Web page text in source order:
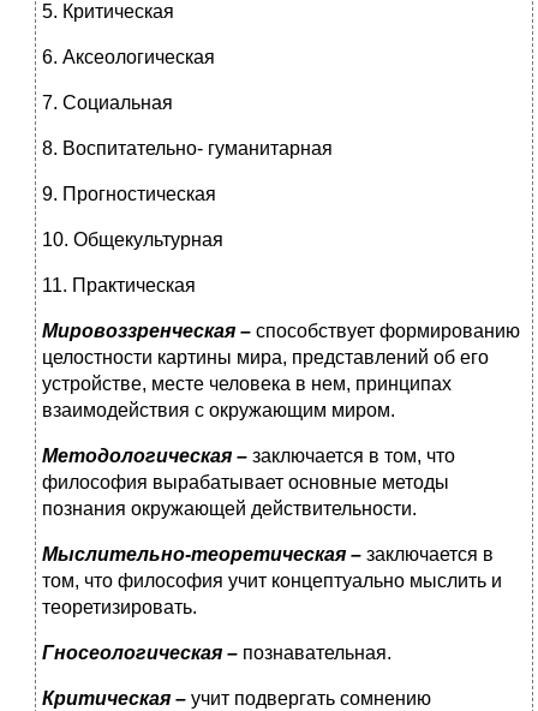
5. Критическая
6. Аксеологическая
7. Социальная
8. Воспитательно- гуманитарная
9. Прогностическая
10. Общекультурная
11. Практическая
Мировоззренческая – способствует формированию
целостности картины мира, представлений об его
устройстве, месте человека в нем, принципах
взаимодействия с окружающим миром.
Методологическая – заключается в том, что
философия вырабатывает основные методы
познания окружающей действительности.
Мыслительно-теоретическая – заключается в
том, что философия учит концептуально мыслить и
теоретизировать.
Гносеологическая – познавательная.
Критическая – учит подвергать сомнению